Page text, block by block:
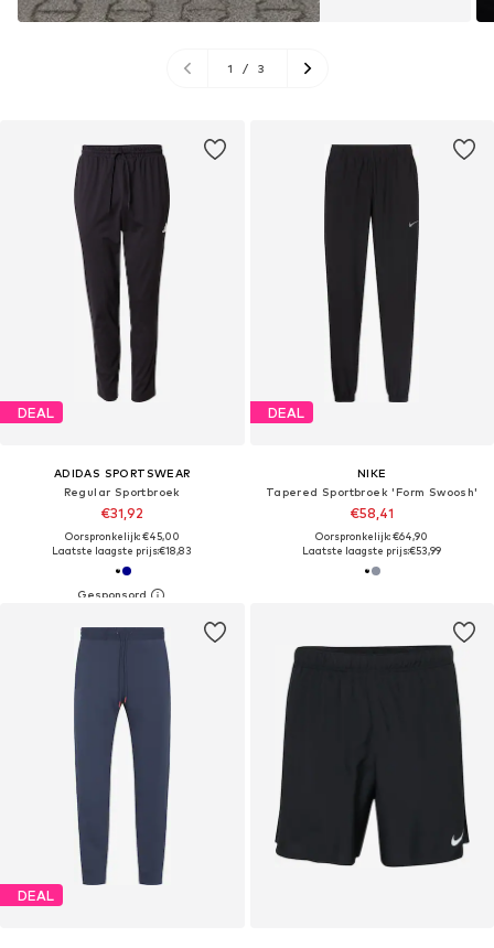
1 / 3
DEAL
ADIDAS SPORTSWEAR
Regular Sportbroek
€31,92
Oorspronkelijk: €45,00
Laatste laagste prijs:€18,83
DEAL
NIKE
Tapered Sportbroek 'Form Swoosh'
€58,41
Oorspronkelijk: €64,90
Laatste laagste prijs:€53,99
DEAL